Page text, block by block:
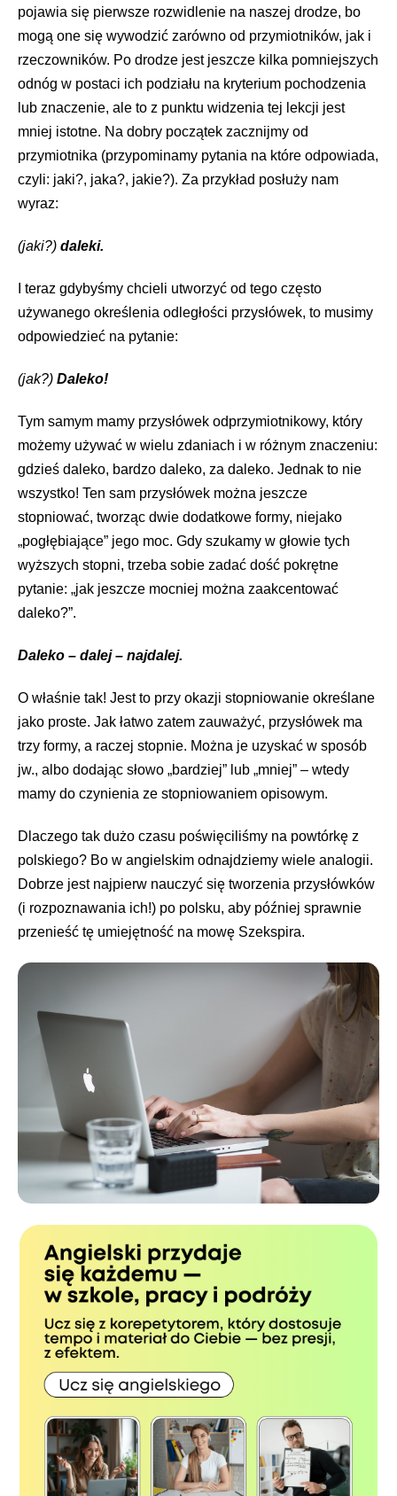
pojawia się pierwsze rozwidlenie na naszej drodze, bo
mogą one się wywodzić zarówno od przymiotników, jak i
rzeczowników. Po drodze jest jeszcze kilka pomniejszych
odnóg w postaci ich podziału na kryterium pochodzenia
lub znaczenie, ale to z punktu widzenia tej lekcji jest
mniej istotne. Na dobry początek zacznijmy od
przymiotnika (przypominamy pytania na które odpowiada,
czyli: jaki?, jaka?, jakie?). Za przykład posłuży nam
wyraz:
(jaki?) daleki.
I teraz gdybyśmy chcieli utworzyć od tego często
używanego określenia odległości przysłówek, to musimy
odpowiedzieć na pytanie:
(jak?) Daleko!
Tym samym mamy przysłówek odprzymiotnikowy, który
możemy używać w wielu zdaniach i w różnym znaczeniu:
gdzieś daleko, bardzo daleko, za daleko. Jednak to nie
wszystko! Ten sam przysłówek można jeszcze
stopniować, tworząc dwie dodatkowe formy, niejako
„pogłębiające” jego moc. Gdy szukamy w głowie tych
wyższych stopni, trzeba sobie zadać dość pokrętne
pytanie: „jak jeszcze mocniej można zaakcentować
daleko?”.
Daleko – dalej – najdalej.
O właśnie tak! Jest to przy okazji stopniowanie określane
jako proste. Jak łatwo zatem zauważyć, przysłówek ma
trzy formy, a raczej stopnie. Można je uzyskać w sposób
jw., albo dodając słowo „bardziej” lub „mniej” – wtedy
mamy do czynienia ze stopniowaniem opisowym.
Dlaczego tak dużo czasu poświęciliśmy na powtórkę z
polskiego? Bo w angielskim odnajdziemy wiele analogii.
Dobrze jest najpierw nauczyć się tworzenia przysłówków
(i rozpoznawania ich!) po polsku, aby później sprawnie
przenieść tę umiejętność na mowę Szekspira.